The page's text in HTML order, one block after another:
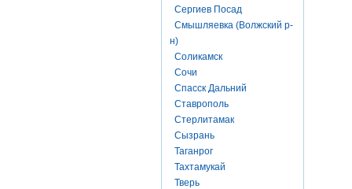
Сергиев Посад
Смышляевка (Волжский р-
н)
Соликамск
Сочи
Спасск Дальний
Ставрополь
Стерлитамак
Сызрань
Таганрог
Тахтамукай
Тверь